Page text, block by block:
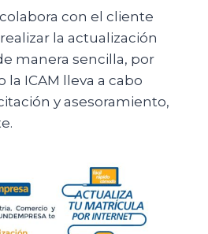
colabora con el cliente
la actualización
manera sencilla, por
la ICAM lleva a cabo
y asesoramiento,